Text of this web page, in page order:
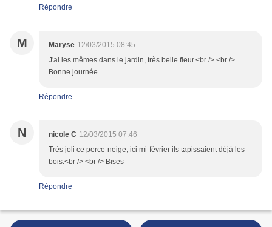
Répondre
M Maryse 12/03/2015 08:45
J'ai les mêmes dans le jardin, très belle fleur.<br /> <br />
Bonne journée.
Répondre
N nicole C 12/03/2015 07:46
Très joli ce perce-neige, ici mi-février ils tapissaient déjà les
bois.<br /> <br /> Bises
Répondre